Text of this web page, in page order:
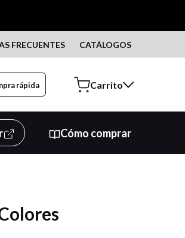
FRECUENTES CATÁLOGOS
rápida
Cómo comprar